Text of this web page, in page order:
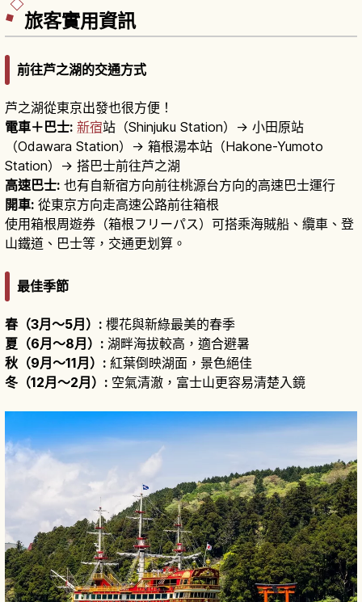
旅客實用資訊
前往芦之湖的交通方式
芦之湖從東京出發也很方便！
電車＋巴士: 新宿站（Shinjuku Station）→ 小田原站
（Odawara Station）→ 箱根湯本站（Hakone-Yumoto
Station）→ 搭巴士前往芦之湖
高速巴士: 也有自新宿方向前往桃源台方向的高速巴士運行
開車: 從東京方向走高速公路前往箱根
使用箱根周遊券（箱根フリーパス）可搭乘海賊船、纜車、登
山鐵道、巴士等，交通更划算。
最佳季節
春（3月～5月）: 櫻花與新綠最美的春季
夏（6月～8月）: 湖畔海拔較高，適合避暑
秋（9月～11月）: 紅葉倒映湖面，景色絕佳
冬（12月～2月）: 空氣清澈，富士山更容易清楚入鏡